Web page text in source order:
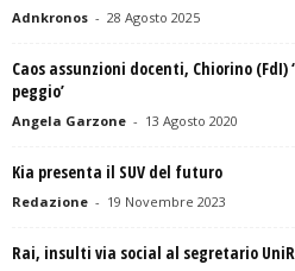
Adnkronos - 28 Agosto 2025
Caos assunzioni docenti, Chiorino (FdI)
peggio’
Angela Garzone - 13 Agosto 2020
Kia presenta il SUV del futuro
Redazione - 19 Novembre 2023
Rai, insulti via social al segretario